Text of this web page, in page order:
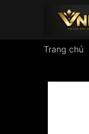
Trang chủ